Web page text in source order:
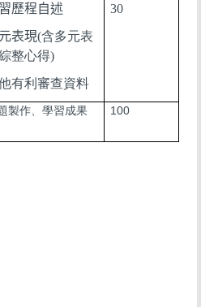
歷程自述
表現(含多元表
整心得)
有利審查資料
30
製作、學習成果 100